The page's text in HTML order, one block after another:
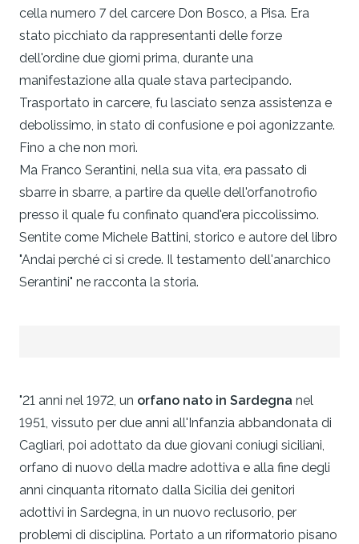
cella numero 7 del carcere Don Bosco, a Pisa. Era
stato picchiato da rappresentanti delle forze
dell'ordine due giorni prima, durante una
manifestazione alla quale stava partecipando.
Trasportato in carcere, fu lasciato senza assistenza e
debolissimo, in stato di confusione e poi agonizzante.
Fino a che non morì.
Ma Franco Serantini, nella sua vita, era passato di
sbarre in sbarre, a partire da quelle dell'orfanotrofio
presso il quale fu confinato quand'era piccolissimo.
Sentite come Michele Battini, storico e autore del libro
"Andai perché ci si crede. Il testamento dell'anarchico
Serantini" ne racconta la storia.
"21 anni nel 1972, un orfano nato in Sardegna nel
1951, vissuto per due anni all'Infanzia abbandonata di
Cagliari, poi adottato da due giovani coniugi siciliani,
orfano di nuovo della madre adottiva e alla fine degli
anni cinquanta ritornato dalla Sicilia dei genitori
adottivi in Sardegna, in un nuovo reclusorio, per
problemi di disciplina. Portato a un riformatorio pisano